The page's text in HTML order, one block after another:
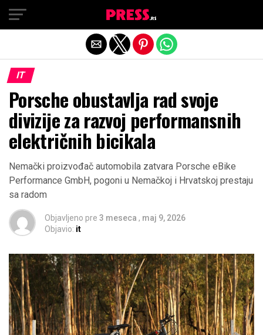
IT
Porsche obustavlja rad svoje
divizije za razvoj performansnih
električnih bicikala
Nemački proizvođač automobila zatvara Porsche eBike
Performance GmbH, pogoni u Nemačkoj i Hrvatskoj prestaju
sa radom
Objavljeno pre 3 meseca , maj 9, 2026
Objavio: it
Exit mobile version